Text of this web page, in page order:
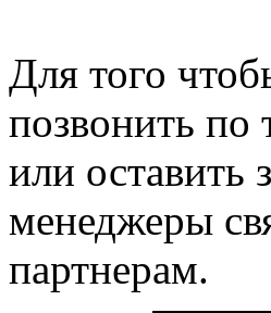
Для того
позвонить по
или оставить
менеджеры
партнерам.